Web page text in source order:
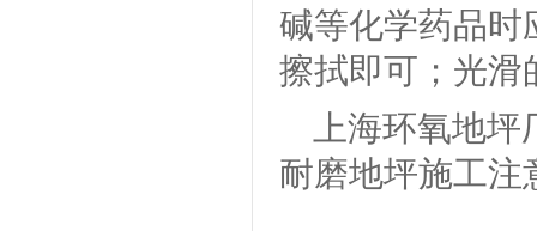
碱等化学药品时
擦拭即可；光滑
上海环氧地
耐磨地坪施工注